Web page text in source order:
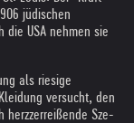
jüdi­schen
die USA nehmen sie
als riesige
versucht, den
herzzerreißende Sze­